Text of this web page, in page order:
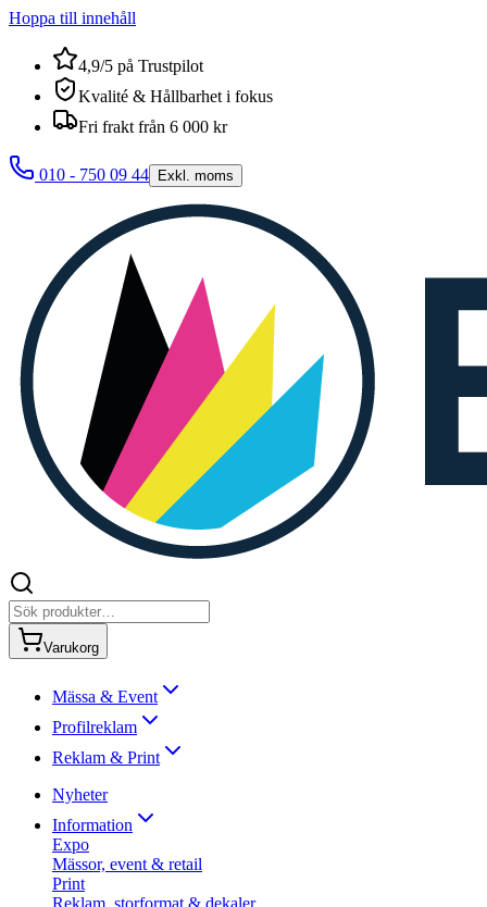
Hoppa till innehåll
4,9/5 på Trustpilot
Kvalité & Hållbarhet i fokus
Fri frakt från 6 000 kr
010 - 750 09 44 Exkl. moms
Varukorg
Mässa & Event
Profilreklam
Reklam & Print
Nyheter
Information
Expo
Mässor, event & retail
Print
Reklam, storformat & dekaler